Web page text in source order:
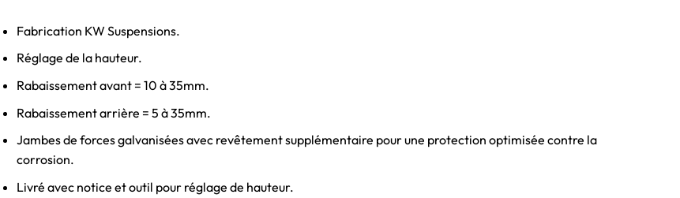
Fabrication KW Suspensions.
Réglage de la hauteur.
Rabaissement avant = 10 à 35mm.
Rabaissement arrière = 5 à 35mm.
Jambes de forces galvanisées avec revêtement supplémentaire pour une protection optimisée contre la
corrosion.
Livré avec notice et outil pour réglage de hauteur.